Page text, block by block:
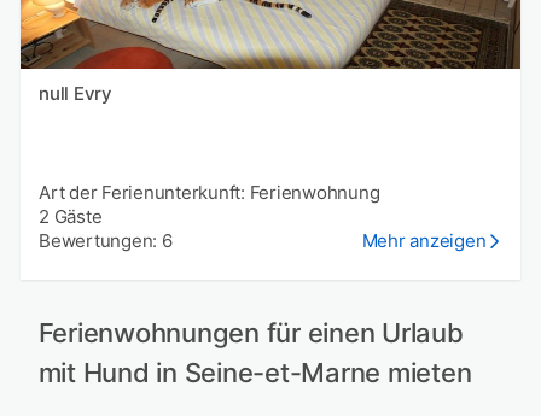
null Evry
Art der Ferienunterkunft: Ferienwohnung
2 Gäste
Bewertungen: 6
Mehr anzeigen
Ferienwohnungen für einen Urlaub
mit Hund in Seine-et-Marne mieten